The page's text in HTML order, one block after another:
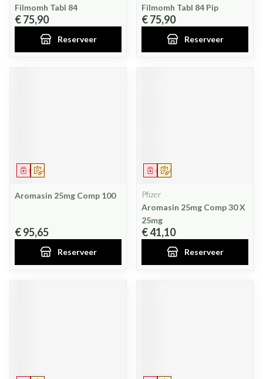
Filmomh Tabl 84
€ 75,90
Reserveer
Filmomh Tabl 84 Pip
€ 75,90
Reserveer
Op voorschrift
Geneesmiddel
Aromasin 25mg Comp 100
€ 95,65
Reserveer
Op voorschrift
Geneesmiddel
Pfizer
Aromasin 25mg Comp 30 X
25mg
€ 41,10
Reserveer